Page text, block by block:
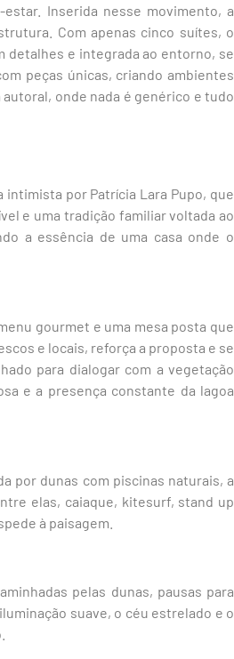
Inserida nesse movimento, a
Com apenas cinco suítes, o
detalhes e integrada ao entorno, se
peças únicas, criando ambientes
onde nada é genérico e tudo
por Patrícia Lara Pupo, que
e uma tradição familiar voltada ao
a essência de uma casa onde o
gourmet e uma mesa posta que
e locais, reforça a proposta e se
para dialogar com a vegetação
e a presença constante da lagoa
por dunas com piscinas naturais, a
elas, caiaque, kitesurf, stand up
à paisagem.
pelas dunas, pausas para
suave, o céu estrelado e o